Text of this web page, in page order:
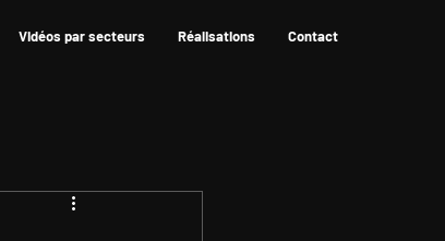
Vidéos par secteurs Réalisations Contact